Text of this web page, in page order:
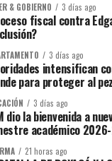
& GOBIERNO 3 días ago
fiscal contra
3 días ago
intensifican
para proteger al
3 días ago
dio la bienvenida a
académico
21 horas ago